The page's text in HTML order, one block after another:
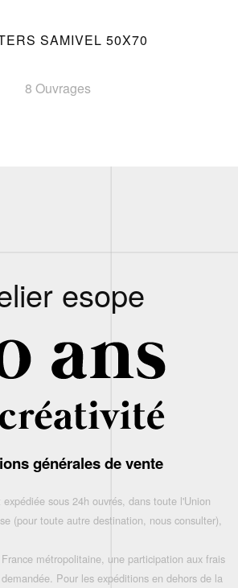
SAMIVEL 50X70
8 Ouvrages
esope
générales de vente
sous 24h ouvrés, dans toute l'Union
(pour toute autre destination, nous consulter),
métropolitaine, une participation aux frais
Pour les expéditions en dehors de la